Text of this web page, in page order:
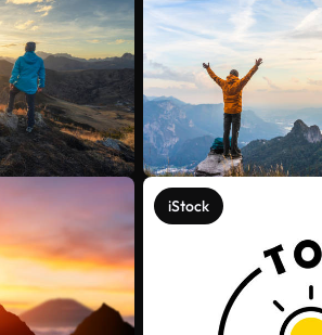
iStock